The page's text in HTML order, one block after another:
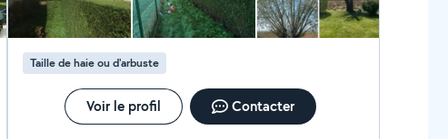
Taille de haie ou d'arbuste
Voir le profil Contacter